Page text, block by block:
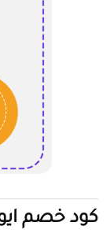
كود خصم